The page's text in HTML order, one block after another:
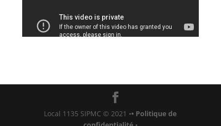
Local 1135 SIPMC © 2021 •• Politique de